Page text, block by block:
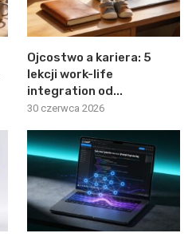
Ojcostwo a kariera: 5
lekcji work-life
integration od...
30 czerwca 2026